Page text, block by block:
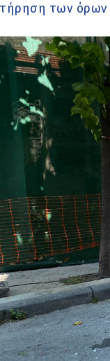
τήρηση των όρων